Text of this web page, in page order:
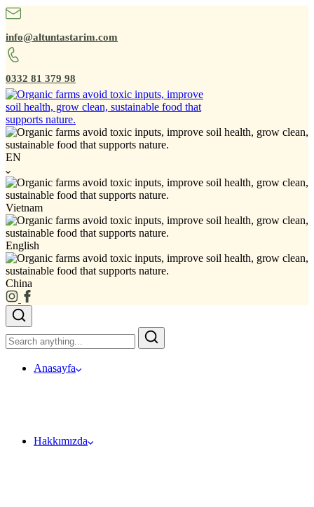
info@altuntastarim.com
0332 81 379 98
EN
Vietnam
English
China
Anasayfa
Hakkımızda